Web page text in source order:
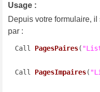
Usage :
Depuis votre formulaire,
par :
Call PagesPaires(
Call PagesImpaires(